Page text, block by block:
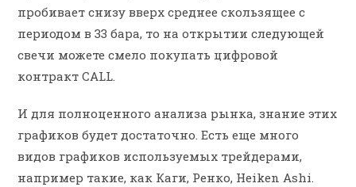
пробивает снизу вверх среднее скользящее с
периодом в 33 бара, то на открытии следующей
свечи можете смело покупать цифровой
контракт CALL.
И для полноценного анализа рынка, знание этих
графиков будет достаточно. Есть еще много
видов графиков используемых трейдерами,
например такие, как Каги, Ренко, Heiken Ashi.